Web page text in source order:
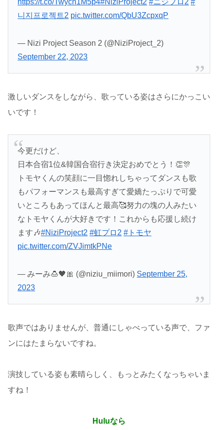
니지프로젝트2 pic.twitter.com/QbU3ZcpxqP
— Nizi Project Season 2 (@NiziProject_2)
September 22, 2023
激しいダンスをしながら、歌っている姿はさらにかっこい
いです！
今更だけど、
日本合宿1位&韓国合宿行き決定おめでとう！👏🎊
トモヤくんの笑顔に一目惚れしちゃってダンスも歌
もパフォーマンスも最高すぎて愛嬌たっぷりで可愛
いところもあってほんと最高🥰努力の塊の人みたい
なトモヤくんが大好きです！これからも応援し続け
ます🎶#NiziProject2 #虹プロ2 #トモヤ
pic.twitter.com/ZVJimtkPNe
— みーみ🍮🖤🎀 (@niziu_miimori) September 25,
2023
歌声ではありませんが、普通にしゃべっている声で、ファ
ンにはたまらないですね。
演技している姿も素晴らしく、もっとみたくなっちゃいま
すね！
Huluなら